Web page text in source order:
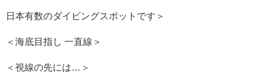
日本有数のダイビングスポットです＞
＜海底目指し 一直線＞
＜視線の先には…＞